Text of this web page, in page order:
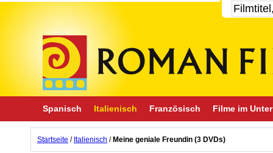
Spanisch Italienisch Französisch Filme im
Startseite / Italienisch / Meine geniale Freundin (3 DVDs)